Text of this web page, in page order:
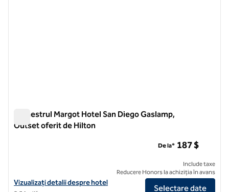
Trimestrul Margot Hotel San Diego Gaslamp,
Outset oferit de Hilton
Vizualizați detaliile hotelului Margot Hotel San Diego Gaslamp
Vizualizați detalii despre hotel
De la* 187 $
Include taxe
Reducere Honors la achiziția în avans
Selectare date